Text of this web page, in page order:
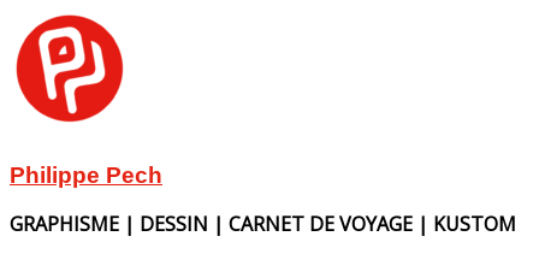
Aller
au
contenu
Philippe Pech
GRAPHISME | DESSIN | CARNET DE VOYAGE | KUSTOM